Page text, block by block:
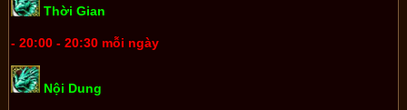
Thời Gian
- 20:00 - 20:30 mỗi ngày
Nội Dung